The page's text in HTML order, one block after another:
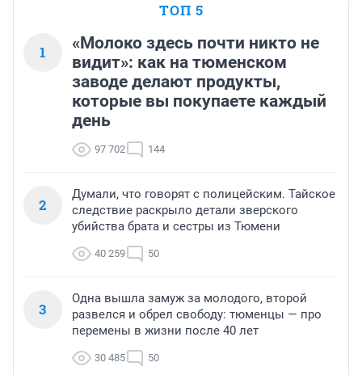
ТОП 5
1
«Молоко здесь почти никто не
видит»: как на тюменском
заводе делают продукты,
которые вы покупаете каждый
день
97 702 144
2
Думали, что говорят с полицейским. Тайское
следствие раскрыло детали зверского
убийства брата и сестры из Тюмени
40 259 50
3
Одна вышла замуж за молодого, второй
развелся и обрел свободу: тюменцы — про
перемены в жизни после 40 лет
30 485 50